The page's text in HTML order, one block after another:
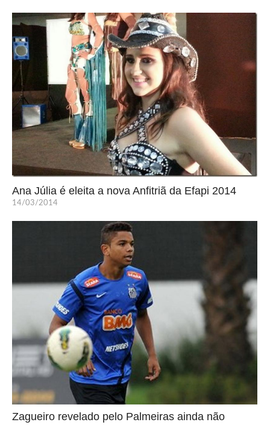
Ana Júlia é eleita a nova Anfitriã da Efapi 2014
14/03/2014
Zagueiro revelado pelo Palmeiras ainda não